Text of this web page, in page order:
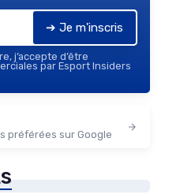
➔ Je m'inscris
j’accepte d’être
par Esport Insiders
préférées sur Google